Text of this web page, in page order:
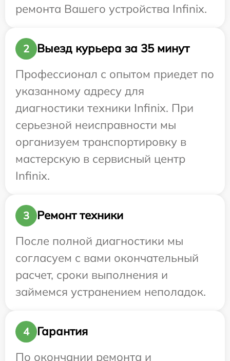
ремонта Вашего устройства Infinix.
2
Выезд курьера за 35 минут
Профессионал с опытом приедет по
указанному адресу для
диагностики техники Infinix. При
серьезной неисправности мы
организуем транспортировку в
мастерскую в сервисный центр
Infinix.
3
Ремонт техники
После полной диагностики мы
согласуем с вами окончательный
расчет, сроки выполнения и
займемся устранением неполадок.
4
Гарантия
По окончании ремонта и